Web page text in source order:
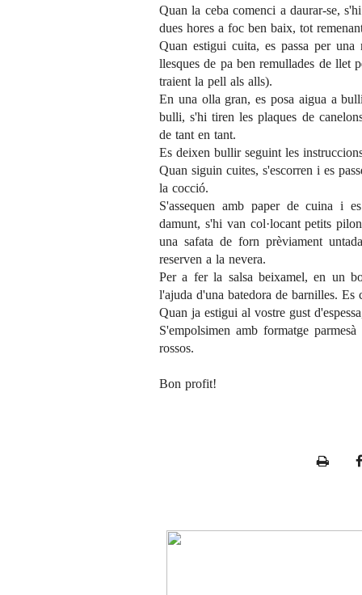
Quan la ceba comenci a daurar-se,
dues hores a foc ben baix, tot
Quan estigui cuita, es passa per
llesques de pa ben remullades de llet
traient la pell als alls).
En una olla gran, es posa aigua a
bulli, s'hi tiren les plaques de
de tant en tant.
Es deixen bullir seguint les
Quan siguin cuites, s'escorren i es
la cocció.
S'assequen amb paper de cuina i
damunt, s'hi van col·locant petits
una safata de forn prèviament
reserven a la nevera.
Per a fer la salsa beixamel, en un
l'ajuda d'una batedora de barnilles. Es
Quan ja estigui al vostre gust
S'empolsimen amb formatge
rossos.
Bon profit!
n